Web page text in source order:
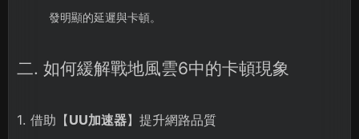
發明顯的延遲與卡頓。
二. 如何緩解戰地風雲6中的卡頓現象
1. 借助【UU加速器】提升網路品質